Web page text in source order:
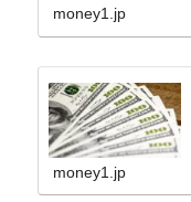
money1.jp
money1.jp